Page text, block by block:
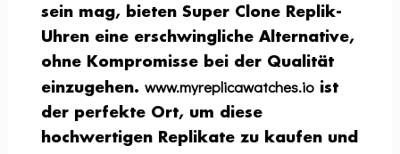
sein mag, bieten Super Clone Replik-
Uhren eine erschwingliche Alternative,
ohne Kompromisse bei der Qualität
einzugehen.www.myreplicawatches.io ist
der perfekte Ort, um diese
hochwertigen Replikate zu kaufen und